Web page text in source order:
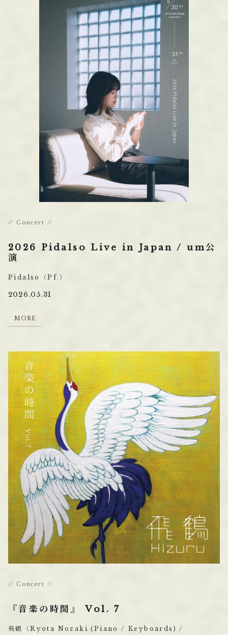
Concert
2026 Pidalso Live in Japan / um公
演
Pidalso（Pf.）
2026.05.31
MORE
MORE
Concert
『音楽の時間』 Vol. 7
飛鶴（Ryota Nozaki (Piano / Keyboards) /